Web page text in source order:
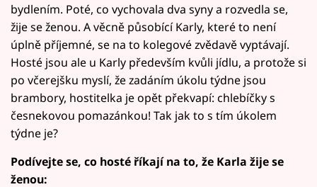
bydlením. Poté, co vychovala dva syny a rozvedla se,
žije se ženou. A věcně působící Karly, které to není
úplně příjemné, se na to kolegové zvědavě vyptávají.
Hosté jsou ale u Karly především kvůli jídlu, a protože si
po včerejšku myslí, že zadáním úkolu týdne jsou
brambory, hostitelka je opět překvapí: chlebíčky s
česnekovou pomazánkou! Tak jak to s tím úkolem
týdne je?
Podívejte se, co hosté říkají na to, že Karla žije se
ženou: